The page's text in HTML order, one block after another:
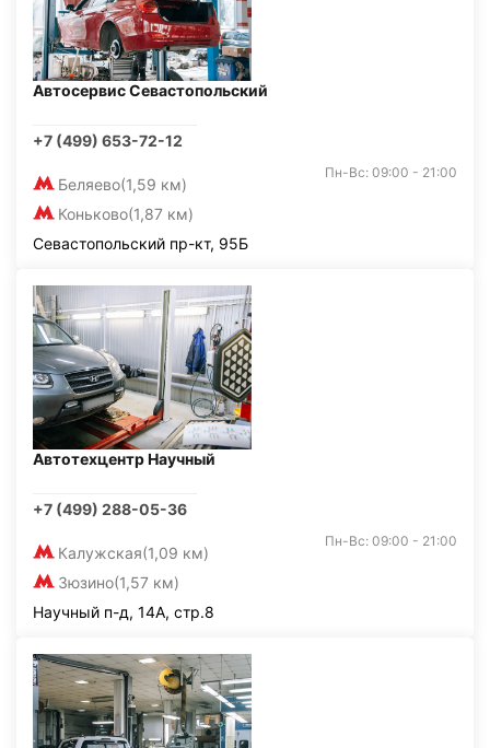
Автосервис Севастопольский
+7 (499) 653-72-12
Беляево(1,59 км)
Коньково(1,87 км)
Пн-Вс: 09:00 - 21:00
Севастопольский пр-кт, 95Б
Автотехцентр Научный
+7 (499) 288-05-36
Калужская(1,09 км)
Зюзино(1,57 км)
Пн-Вс: 09:00 - 21:00
Научный п-д, 14А, стр.8